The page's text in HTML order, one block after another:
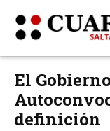
El
definición